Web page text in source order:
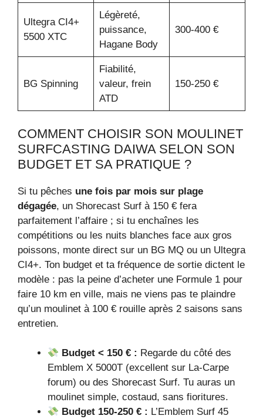
Ultegra CI4+
5500 XTC
Légèreté,
puissance,
Hagane Body
300-400 €
BG Spinning
Fiabilité,
valeur, frein
ATD
150-250 €
COMMENT CHOISIR SON MOULINET
SURFCASTING DAIWA SELON SON
BUDGET ET SA PRATIQUE ?
Si tu pêches une fois par mois sur plage
dégagée, un Shorecast Surf à 150 € fera
parfaitement l’affaire ; si tu enchaînes les
compétitions ou les nuits blanches face aux gros
poissons, monte direct sur un BG MQ ou un Ultegra
CI4+. Ton budget et ta fréquence de sortie dictent le
modèle : pas la peine d’acheter une Formule 1 pour
faire 10 km en ville, mais ne viens pas te plaindre
qu’un moulinet à 100 € rouille après 2 saisons sans
entretien.
Budget < 150 € : Regarde du côté des
Emblem X 5000T (excellent sur La-Carpe
forum) ou des Shorecast Surf. Tu auras un
moulinet simple, costaud, sans fioritures.
Budget 150-250 € : L’Emblem Surf 45